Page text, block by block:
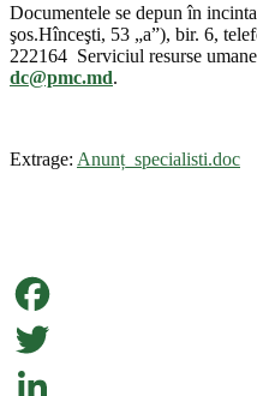
Documentele se depun în
şos.Hînceşti, 53 „a”), bir. 6,
222164 Serviciul resurse
dc@pmc.md.
Extrage: Anunț_specialisti.doc
Facebook
Twitter